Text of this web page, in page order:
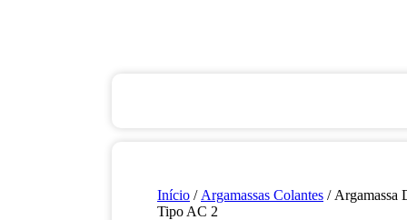
Início / Argamassas Colantes / Argamassa
Tipo AC 2